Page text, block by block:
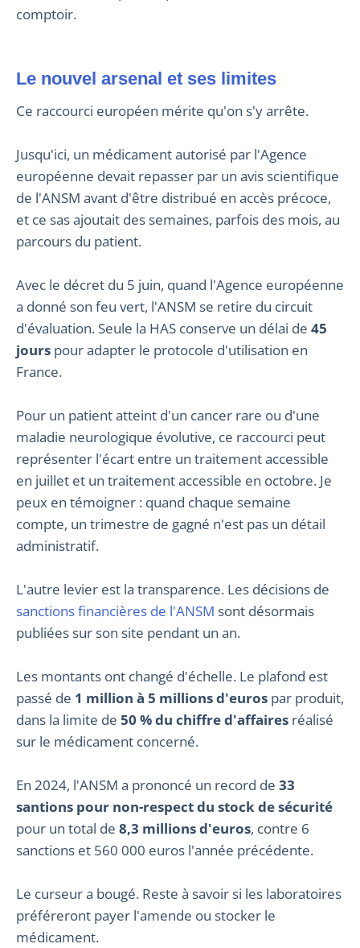
comptoir.
Le nouvel arsenal et ses limites
Ce raccourci européen mérite qu'on s'y arrête.
Jusqu'ici, un médicament autorisé par l'Agence
européenne devait repasser par un avis scientifique
de l'ANSM avant d'être distribué en accès précoce,
et ce sas ajoutait des semaines, parfois des mois, au
parcours du patient.
Avec le décret du 5 juin, quand l'Agence européenne
a donné son feu vert, l'ANSM se retire du circuit
d'évaluation. Seule la HAS conserve un délai de 45
jours pour adapter le protocole d'utilisation en
France.
Pour un patient atteint d'un cancer rare ou d'une
maladie neurologique évolutive, ce raccourci peut
représenter l'écart entre un traitement accessible
en juillet et un traitement accessible en octobre. Je
peux en témoigner : quand chaque semaine
compte, un trimestre de gagné n'est pas un détail
administratif.
L'autre levier est la transparence. Les décisions de
sanctions financières de l'ANSM sont désormais
publiées sur son site pendant un an.
Les montants ont changé d'échelle. Le plafond est
passé de 1 million à 5 millions d'euros par produit,
dans la limite de 50 % du chiffre d'affaires réalisé
sur le médicament concerné.
En 2024, l'ANSM a prononcé un record de 33
santions pour non-respect du stock de sécurité
pour un total de 8,3 millions d'euros, contre 6
sanctions et 560 000 euros l'année précédente.
Le curseur a bougé. Reste à savoir si les laboratoires
préféreront payer l'amende ou stocker le
médicament.